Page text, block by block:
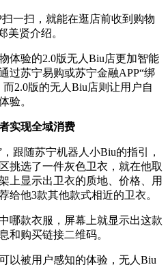
一扫，就能在逛店前收到购物
美贤介绍。
体验的2.0版无人Biu店更加智能
过苏宁易购或苏宁金融APP“绑
2.0版的无人Biu店则让用户自
验。
实现全域消费
跟随苏宁机器人小Biu的指引，
挑选了一件灰色卫衣，就在他取
上显示出卫衣的质地、价格、用
给他3款其他款式相近的卫衣。
哪款衣服，屏幕上就显示出这款
和购买链接二维码。
以被用户感知的体验，无人Biu